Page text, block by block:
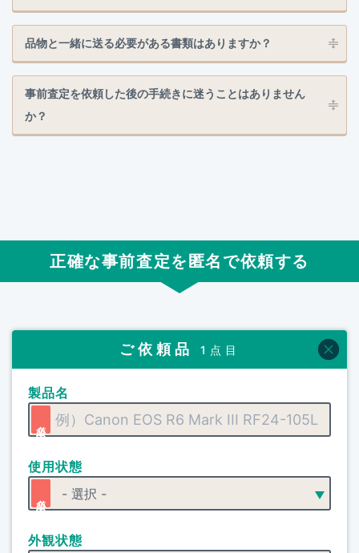
品物と一緒に送る必要がある書類はありますか？
事前査定を依頼した後の手続きに迷うことはありません
か？
正確な事前査定を匿名で依頼する
ご依頼品 1点目
製品名
使用状態
外観状態